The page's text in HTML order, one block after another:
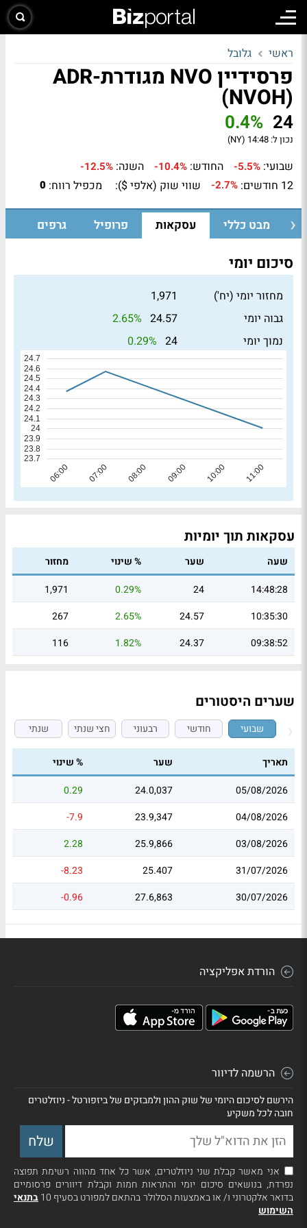
ראשי גלובל
פרסידיין NVO מגודרת-ADR
(NVOH)
24
0.4%
נכון ל: 14:48 (NY)
שבועי: -5.5% החודש: -10.4% השנה: -12.5%
12 חודשים: -2.7% שווי שוק (אלפי $): מכפיל רווח: 0
מבט כללי עסקאות פרופיל גרפים
סיכום יומי
מחזור יומי (יח')
1,971
גבוה יומי
24.57
2.65%
נמוך יומי
24
0.29%
עסקאות תוך יומיות
שעה שער % שינוי
מחזור
14:48:28
24
0.29%
1,971
10:35:30
24.57
2.65%
267
09:38:52
24.37
1.82%
116
שערים היסטורים
שבועי חודשי רבעוני חצי שנתי שנתי
תאריך שער
% שינוי
05/08/2026
24.0,037
0.29
04/08/2026
23.9,347
-7.9
03/08/2026
25.9,866
2.28
31/07/2026
25.407
-8.23
30/07/2026
27.6,863
-0.96
הורדת אפליקציה
הרשמה לדיוור
הירשם לסיכום היומי של שוק ההון ולמבזקים של ביזפורטל - ניוזלטרים
חובה לכל משקיע
אני מאשר קבלת שני ניוזלטרים, אשר כל אחד מהווה רשימת תפוצה
נפרדת, בנושאים סיכום יומי והתראות חמות וקבלת דיוורים פרסומיים
בדואר אלקטרוני ו/ או באמצעות הסלולר בהתאם למפורט בסעיף 10
בתנאי
השימוש